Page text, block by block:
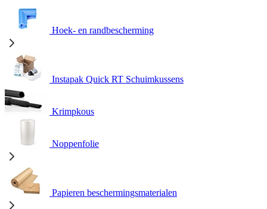
Hoek- en randbescherming
Instapak Quick RT Schuimkussens
Krimpkous
Noppenfolie
Papieren beschermingsmaterialen